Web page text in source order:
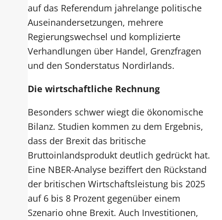
auf das Referendum jahrelange politische
Auseinandersetzungen, mehrere
Regierungswechsel und komplizierte
Verhandlungen über Handel, Grenzfragen
und den Sonderstatus Nordirlands.
Die wirtschaftliche Rechnung
Besonders schwer wiegt die ökonomische
Bilanz. Studien kommen zu dem Ergebnis,
dass der Brexit das britische
Bruttoinlandsprodukt deutlich gedrückt hat.
Eine NBER-Analyse beziffert den Rückstand
der britischen Wirtschaftsleistung bis 2025
auf 6 bis 8 Prozent gegenüber einem
Szenario ohne Brexit. Auch Investitionen,